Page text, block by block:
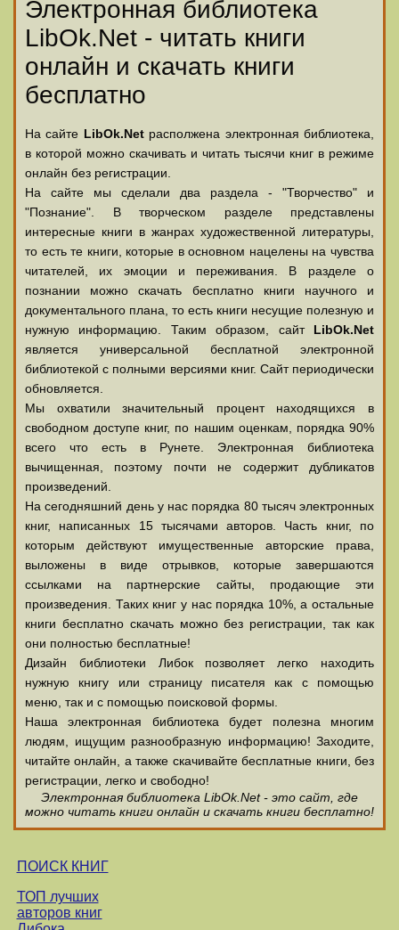
Электронная библиотека
LibOk.Net - читать книги
онлайн и скачать книги
бесплатно
На сайте LibOk.Netрасполжена электронная библиотека,
в которой можно скачивать и читать тысячи книг в режиме
онлайн без регистрации.
На сайте мы сделали два раздела - "Творчество" и
"Познание". В творческом разделе представлены
интересные книги в жанрах художественной литературы,
то есть те книги, которые в основном нацелены на чувства
читателей, их эмоции и переживания. В разделе о
познании можно скачать бесплатно книги научного и
документального плана, то есть книги несущие полезную и
нужную информацию. Таким образом, сайт LibOk.Net
является универсальной бесплатной электронной
библиотекой с полными версиями книг. Сайт периодически
обновляется.
Мы охватили значительный процент находящихся в
свободном доступе книг, по нашим оценкам, порядка 90%
всего что есть в Рунете. Электронная библиотека
вычищенная, поэтому почти не содержит дубликатов
произведений.
На сегодняшний день у нас порядка 80 тысяч электронных
книг, написанных 15 тысячами авторов. Часть книг, по
которым действуют имущественные авторские права,
выложены в виде отрывков, которые завершаются
ссылками на партнерские сайты, продающие эти
произведения. Таких книг у нас порядка 10%, а остальные
книги бесплатно скачать можно без регистрации, так как
они полностью бесплатные!
Дизайн библиотеки Либок позволяет легко находить
нужную книгу или страницу писателя как с помощью
меню, так и с помощью поисковой формы.
Наша электронная библиотека будет полезна многим
людям, ищущим разнообразную информацию! Заходите,
читайте онлайн, а также скачивайте бесплатные книги, без
регистрации, легко и свободно!
Электронная библиотека LibOk.Net - это сайт, где
можно читать книги онлайн и скачать книги бесплатно!
ПОИСК КНИГ
ТОП лучших
авторов книг